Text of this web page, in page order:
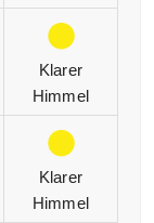
Klarer
Himmel
Klarer
Himmel